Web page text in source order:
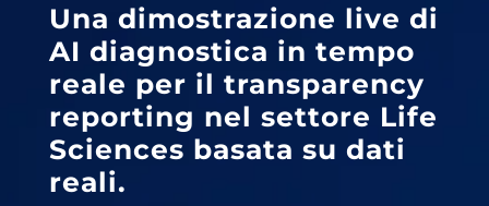
Una dimostrazione live di
AI diagnostica in tempo
reale per il transparency
reporting nel settore Life
Sciences basata su dati
reali.